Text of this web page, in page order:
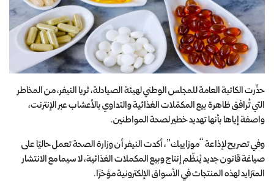
حذّرت الكاتبة العامة للمجلس الوطني لهيئة الصيادلة، ثريا النيفر، من المخاطر
التي تُرافق ظاهرة بيع المكمّلات الغذائية والتداوي بالأعشاب عبر الإنترنت،
واصفة إياها بأنها تهديد خطير لصحة المواطنين.
وفي تصريح لإذاعة “موزاييك”، أكدت النيفر أن وزارة الصحة تعمل حاليًا على
صياغة قانون جديد يُنظّم إنتاج وبيع المكملات الغذائية، لا سيما مع الانتشار
المتزايد لهذه المنتجات في الأسواق الإلكترونية مؤخرًا.